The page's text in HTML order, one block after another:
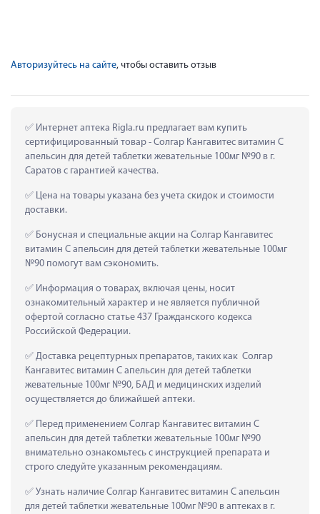
Авторизуйтесь на сайте, чтобы оставить отзыв
Интернет аптека Rigla.ru предлагает вам купить
сертифицированный товар - Солгар Кангавитес витамин С
апельсин для детей таблетки жевательные 100мг №90 в г.
Саратов с гарантией качества.
Цена на товары указана без учета скидок и стоимости
доставки.
Бонусная и специальные акции на Солгар Кангавитес
витамин С апельсин для детей таблетки жевательные 100мг
№90 помогут вам сэкономить.
Информация о товарах, включая цены, носит
ознакомительный характер и не является публичной
офертой согласно статье 437 Гражданского кодекса
Российской Федерации.
Доставка рецептурных препаратов, таких как  Солгар
Кангавитес витамин С апельсин для детей таблетки
жевательные 100мг №90, БАД и медицинских изделий
осуществляется до ближайшей аптеки.
Перед применением Солгар Кангавитес витамин С
апельсин для детей таблетки жевательные 100мг №90
внимательно ознакомьтесь с инструкцией препарата и
строго следуйте указанным рекомендациям.
Узнать наличие Солгар Кангавитес витамин С апельсин
для детей таблетки жевательные 100мг №90 в аптеках в г.